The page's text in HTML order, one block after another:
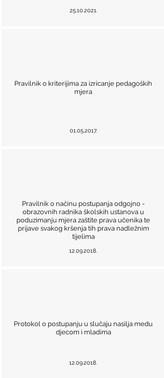
25.10.2021.
Pravilnik o kriterijima za izricanje pedagoških
mjera
01.05.2017.
Pravilnik o načinu postupanja odgojno -
obrazovnih radnika školskih ustanova u
poduzimanju mjera zaštite prava učenika te
prijave svakog kršenja tih prava nadležnim
tijelima
12.09.2018.
Protokol o postupanju u slučaju nasilja medu
djecom i mladima
12.09.2018.